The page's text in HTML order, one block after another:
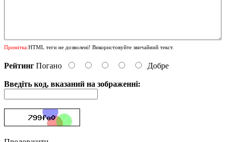
Примітка:HTML теги не дозволені! Використовуйте звичайний текст.
Рейтинг Погано Добре
Введіть код, вказаний на зображенні: